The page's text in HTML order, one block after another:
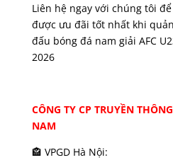
Liên hệ ngay với chúng tôi
được ưu đãi tốt nhất khi
đấu bóng đá nam giải AFC
2026
CÔNG TY CP TRUYỀN
NAM
🏤 VPGD Hà Nội: